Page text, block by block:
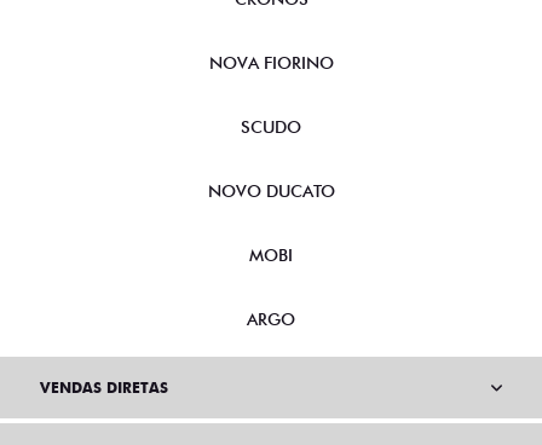
NOVA FIORINO
SCUDO
NOVO DUCATO
MOBI
ARGO
VENDAS DIRETAS